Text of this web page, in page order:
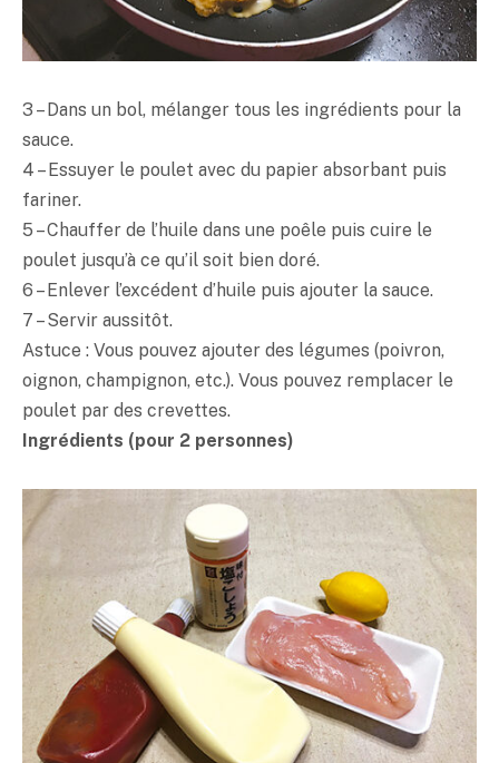
3 – Dans un bol, mélanger tous les ingrédients pour la
sauce.
4 – Essuyer le poulet avec du papier absorbant puis
fariner.
5 – Chauffer de l’huile dans une poêle puis cuire le
poulet jusqu’à ce qu’il soit bien doré.
6 – Enlever l’excédent d’huile puis ajouter la sauce.
7 – Servir aussitôt.
Astuce : Vous pouvez ajouter des légumes (poivron,
oignon, champignon, etc.). Vous pouvez remplacer le
poulet par des crevettes.
Ingrédients (pour 2 personnes)